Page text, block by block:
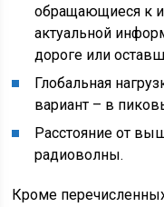
обращающиеся к
актуальной
дороге или
Глобальная
вариант – в
Расстояние от
радиоволны.
Кроме